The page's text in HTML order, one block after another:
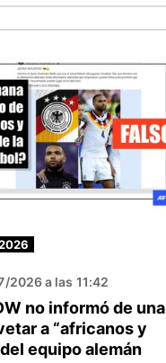
2026 a las 11:42
no informó de una
a “africanos y
equipo alemán